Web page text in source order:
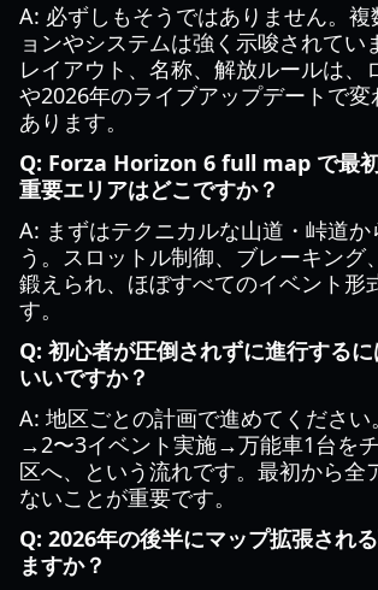
A: 必ずしもそうではありません。複
ョンやシステムは強く示唆されてい
レイアウト、名称、解放ルールは、
や2026年のライブアップデートで
あります。
Q: Forza Horizon 6 full map で最
重要エリアはどこですか？
A: まずはテクニカルな山道・峠道か
う。スロットル制御、ブレーキング
鍛えられ、ほぼすべてのイベント形
す。
Q: 初心者が圧倒されずに進行する
いいですか？
A: 地区ごとの計画で進めてください
→2〜3イベント実施→万能車1台を
区へ、という流れです。最初から全
ないことが重要です。
Q: 2026年の後半にマップ拡張され
ますか？